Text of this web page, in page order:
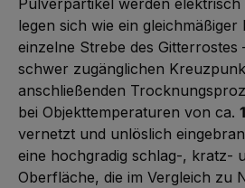
Pulverpartikel werden elektrisch
legen sich wie ein gleichmäßiger
einzelne Strebe des Gitterrostes
schwer zugänglichen
anschließenden
bei Objekttemperaturen von ca.
vernetzt und unlöslich
eine hochgradig schlag-, kratz-
Oberfläche, die im Vergleich zu